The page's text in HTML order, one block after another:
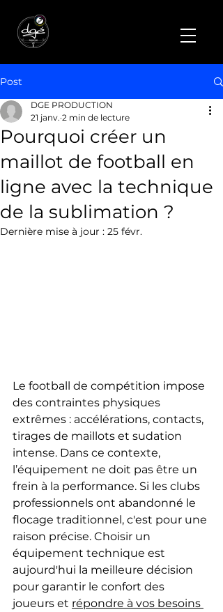
Post
Pourquoi créer un
maillot de football en
ligne avec la technique
de la sublimation ?
DGE PRODUCTION
21 janv. 2 min de lecture
Dernière mise à jour : 25 févr.
Le football de compétition impose
des contraintes physiques
extrêmes : accélérations, contacts,
tirages de maillots et sudation
intense. Dans ce contexte,
l’équipement ne doit pas être un
frein à la performance. Si les clubs
professionnels ont abandonné le
flocage traditionnel, c'est pour une
raison précise. Choisir un
équipement technique est
aujourd'hui la meilleure décision
pour garantir le confort des
joueurs et répondre à vos besoins